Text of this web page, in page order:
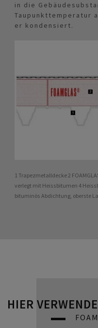
in die
Taupunkttemperatur
er kondensiert.
1 Trapezmetalldecke 2
verlegt mit Heissbitumen 4
bituminös Abdichtung, oberste
HIER